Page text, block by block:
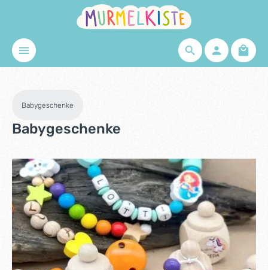
Zum Hauptinhalt springen
Babygeschenke
Babygeschenke